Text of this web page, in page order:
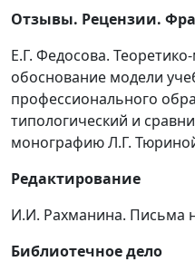
Отзывы. Рецензии.
Е.Г. Федосова.
обоснование модели
профессионального
типологический и
монографию Л.Г.
Редактирование
И.И. Рахманина. Письма
Библиотечное дело